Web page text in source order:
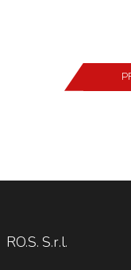
RO.S. S.r.l.